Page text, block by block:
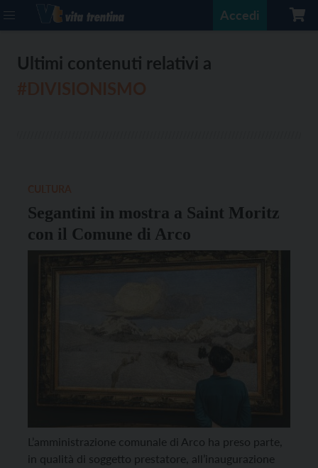
Accedi
Ultimi contenuti relativi a
Segantini in mostra a Saint Moritz
con il Comune di Arco
L’amministrazione comunale di Arco ha preso parte,
in qualità di soggetto prestatore, all’inaugurazione